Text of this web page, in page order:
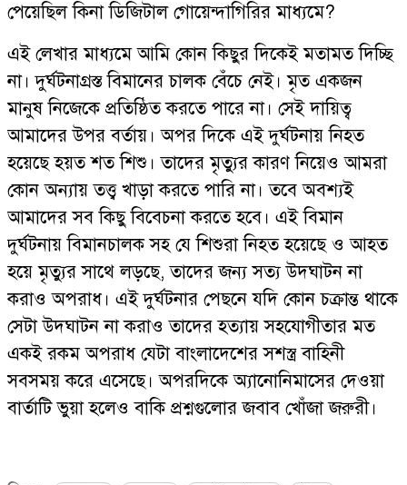
পেয়েছিল কিনা ডিজিটাল গোয়েন্দাগিরির মাধ্যমে?
এই লেখার মাধ্যমে আমি কোন কিছুর দিকেই মতামত দিচ্ছি
না। দুর্ঘটনাগ্রস্ত বিমানের চালক বেঁচে নেই। মৃত একজন
মানুষ নিজেকে প্রতিষ্ঠিত করতে পারে না। সেই দায়িত্ব
আমাদের উপর বর্তায়। অপর দিকে এই দুর্ঘটনায় নিহত
হয়েছে হয়ত শত শিশু। তাদের মৃত্যুর কারণ নিয়েও আমরা
কোন অন্যায় তত্ত্ব খাড়া করতে পারি না। তবে অবশ্যই
আমাদের সব কিছু বিবেচনা করতে হবে। এই বিমান
দুর্ঘটনায় বিমানচালক সহ যে শিশুরা নিহত হয়েছে ও আহত
হয়ে মৃত্যুর সাথে লড়ছে, তাদের জন্য সত্য উদঘাটন না
করাও অপরাধ। এই দুর্ঘটনার পেছনে যদি কোন চক্রান্ত থাকে
সেটা উদঘাটন না করাও তাদের হত্যায় সহযোগীতার মত
একই রকম অপরাধ যেটা বাংলাদেশের সশস্ত্র বাহিনী
সবসময় করে এসেছে। অপরদিকে অ্যানোনিমাসের দেওয়া
বার্তাটি ভুয়া হলেও বাকি প্রশ্নগুলোর জবাব খোঁজা জরুরী।